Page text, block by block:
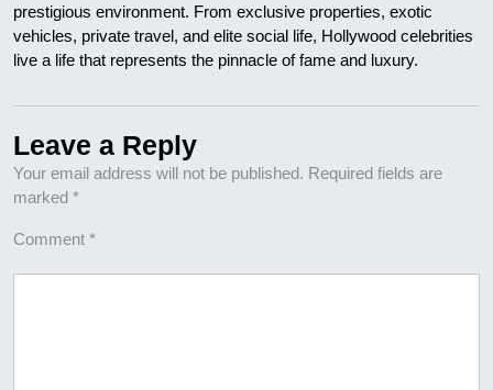
prestigious environment. From exclusive properties, exotic
vehicles, private travel, and elite social life, Hollywood celebrities
live a life that represents the pinnacle of fame and luxury.
Leave a Reply
Your email address will not be published. Required fields are
marked *
Comment *